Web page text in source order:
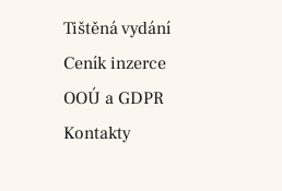
Tištěná vydání
Ceník inzerce
OOÚ a GDPR
Kontakty